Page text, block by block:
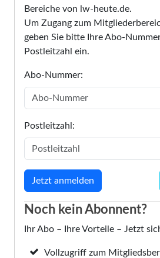
Bereiche von lw-heute.de.
Um Zugang zum
geben Sie bitte Ihre Abo-
Postleitzahl ein.
Abo-Nummer:
Postleitzahl:
Noch kein Abonnent?
Ihr Abo – Ihre Vorteile – Jetzt
Vollzugriff zum